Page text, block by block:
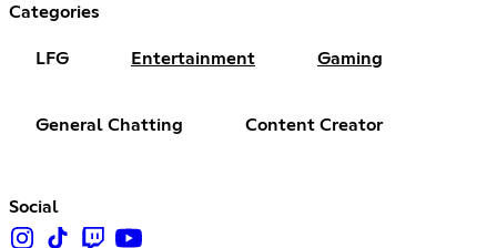
Categories
LFG Entertainment Gaming
General Chatting Content Creator
Social